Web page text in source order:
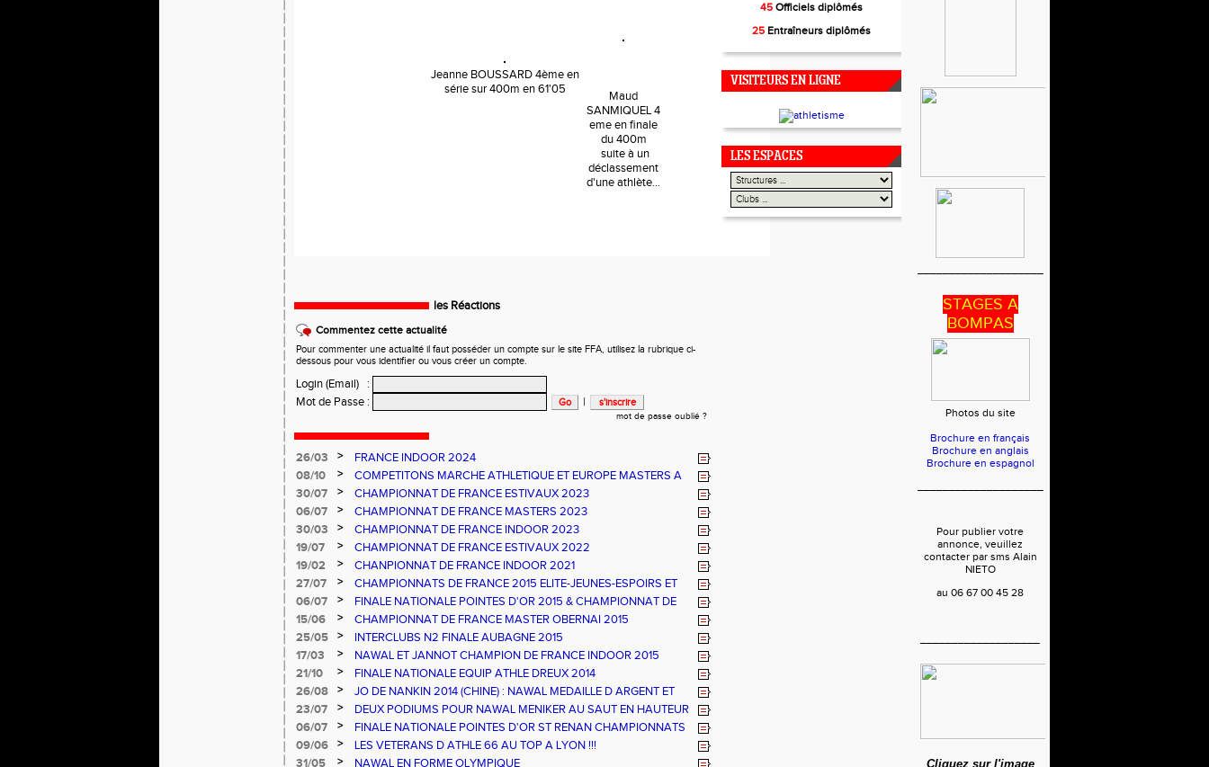
Jeanne BOUSSARD 4ème en
série sur 400m en 61'05
Maud
SANMIQUEL 4
eme en finale
du 400m
suite à un
déclassement
d'une athlète...
les Réactions
Commentez cette actualité
Pour commenter une actualité il faut posséder un compte sur le site FFA, utilisez la rubrique ci-
dessous pour vous identifier ou vous créer un compte.
Login (Email)
:
Mot de Passe : |
mot de passe oublié ?
26/03 >
FRANCE INDOOR 2024
08/10
>
COMPETITONS MARCHE ATHLETIQUE ET EUROPE MASTERS A
PESCARA
30/07 >
CHAMPIONNAT DE FRANCE ESTIVAUX 2023
06/07
>
CHAMPIONNAT DE FRANCE MASTERS 2023
30/03
>
CHAMPIONNAT DE FRANCE INDOOR 2023
19/07
>
CHAMPIONNAT DE FRANCE ESTIVAUX 2022
19/02
>
CHANPIONNAT DE FRANCE INDOOR 2021
27/07
>
CHAMPIONNATS DE FRANCE 2015 ELITE-JEUNES-ESPOIRS ET
NATIONAUX ATHLE 66 - UN TITRE ET UN PODIUM
06/07 >
FINALE NATIONALE POINTES D'OR 2015 & CHAMPIONNAT DE
FRANCE ATHLE 66
15/06 >
CHAMPIONNAT DE FRANCE MASTER OBERNAI 2015
25/05
>
INTERCLUBS N2 FINALE AUBAGNE 2015
17/03
>
NAWAL ET JANNOT CHAMPION DE FRANCE INDOOR 2015
21/10
>
FINALE NATIONALE EQUIP ATHLE DREUX 2014
26/08
>
JO DE NANKIN 2014 (CHINE) : NAWAL MEDAILLE D ARGENT ET
RECORD DE FRANCE
23/07 >
DEUX PODIUMS POUR NAWAL MENIKER AU SAUT EN HAUTEUR
06/07
>
FINALE NATIONALE POINTES D'OR ST RENAN CHAMPIONNATS
D FRANCE ESPOIRS ET NATIONAUX ALBI
09/06 >
LES VETERANS D ATHLE 66 AU TOP A LYON !!!
31/05
> NAWAL EN FORME OLYMPIQUE
45 Officiels diplômés
25 Entraîneurs diplômés
VISITEURS EN LIGNE
LES ESPACES
STAGES A
BOMPAS
Photos du site
Brochure en français
Brochure en anglais
Brochure en espagnol
Pour publier votre
annonce, veuillez
contacter par sms Alain
NIETO
au 06 67 00 45 28
Cliquez sur l'image